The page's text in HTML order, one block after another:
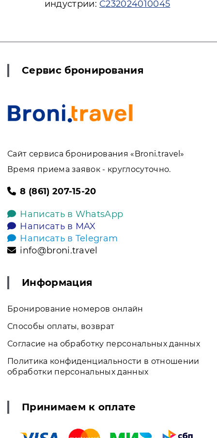
индустрии: С232024010045
Сервис бронирования
Сайт сервиса бронирования «Broni.travel»
Время приема заявок - круглосуточно.
8 (861) 207-15-20
Написать в WhatsApp
Написать в MAX
Написать в Telegram
info@broni.travel
Информация
Бронирование номеров онлайн
Способы оплаты, возврат
Согласие на обработку персональных данных
Политика конфиденциальности в отношении
обработки персональных данных
Принимаем к оплате